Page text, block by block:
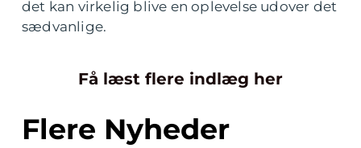
det kan virkelig blive en oplevelse udover det
sædvanlige.
Få læst flere indlæg her
Flere Nyheder